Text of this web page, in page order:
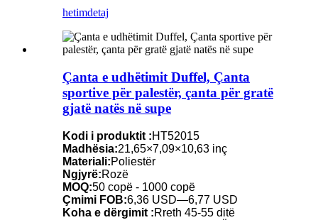
hetimdetaj
Çanta e udhëtimit Duffel, Çanta
sportive për palestër, çanta për gratë
gjatë natës në supe
Kodi i produktit :HT52015
Madhësia:21,65×7,09×10,63 inç
Materiali:Poliestër
Ngjyrë:Rozë
MOQ:50 copë - 1000 copë
Çmimi FOB:6,36 USD—6,77 USD
Koha e dërgimit :Rreth 45-55 ditë